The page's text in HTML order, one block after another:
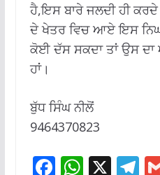
ਹੈ,ਇਸ ਬਾਰੇ ਜਲਦੀ ਹੀ
ਦੇ ਖੇਤਰ ਵਿਚ ਆਏ ਇਸ
ਕੋਈ ਦੱਸ ਸਕਦਾ ਤਾਂ ਉਸ ਦਾ
ਹਾਂ।
ਬੁੱਧ ਸਿੰਘ ਨੀਲੋਂ
9464370823
F W X T